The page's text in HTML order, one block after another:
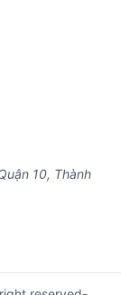
10, Thành